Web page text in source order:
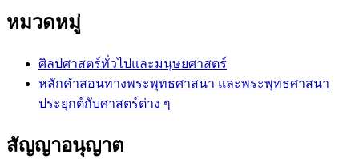
หมวดหมู่
ศิลปศาสตร์ทั่วไปและมนุษยศาสตร์
หลักคำสอนทางพระพุทธศาสนา และพระพุทธศาสนา
ประยุกต์กับศาสตร์ต่าง ๆ
สัญญาอนุญาต